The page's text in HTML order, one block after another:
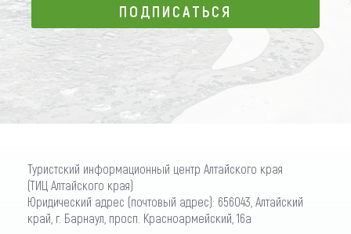
ПОДПИСАТЬСЯ
ПОДПИСАТЬСЯ
Туристский информационный центр Алтайского края
(ТИЦ Алтайского края)
Юридический адрес (почтовый адрес): 656043, Алтайский
край, г. Барнаул, просп. Красноармейский, 16а